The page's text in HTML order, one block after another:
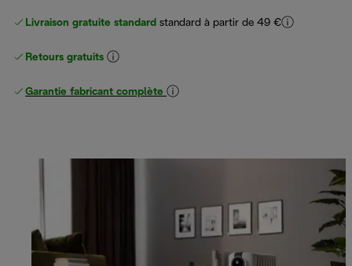
Livraison gratuite standard standard à partir de 49 €
Retours gratuits
Garantie fabricant complète